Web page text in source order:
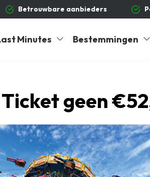
Betrouwbare aanbieders
Minutes Bestemmingen
geen